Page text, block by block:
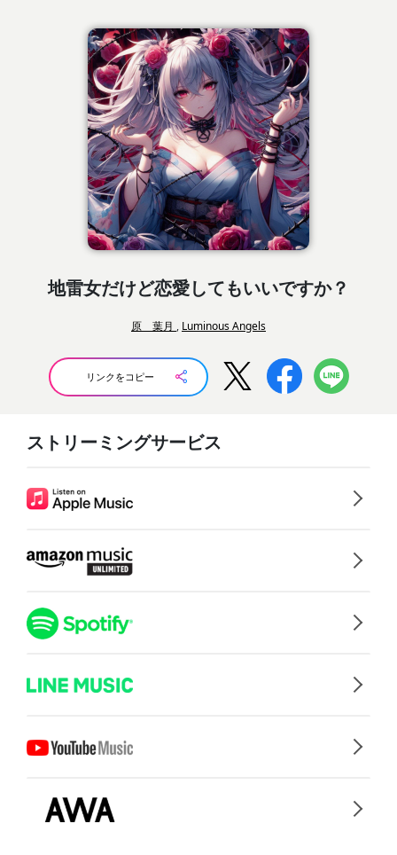
地雷女だけど恋愛してもいいですか？
原 葉月 , Luminous Angels
リンクをコピー
ストリーミングサービス